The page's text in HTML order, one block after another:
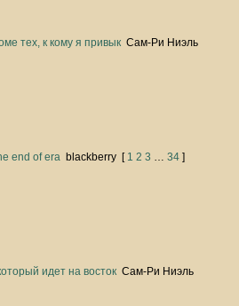
тех, к кому я привык Сам-Ри Ниэль
end of era blackberry [ 1 2 3 … 34 ]
идет на восток Сам-Ри Ниэль